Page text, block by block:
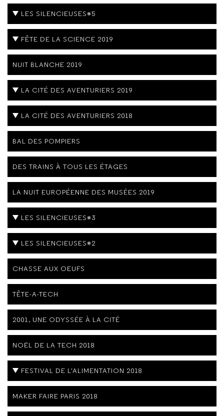
LES SILENCIEUSES#5
FÊTE DE LA SCIENCE 2019
NUIT BLANCHE 2019
LA CITÉ DES AVENTURIERS 2019
LA CITÉ DES AVENTURIERS 2018
BAL DES POMPIERS
DES TRAINS À TOUS LES ÉTAGES
LA NUIT EUROPÉENNE DES MUSÉES 2019
LES SILENCIEUSES#3
LES SILENCIEUSES#2
CHASSE AUX OEUFS
TÊTE-A-TECH
2001, UNE ODYSSÉE À LA CITÉ
NOËL DE LA TECH 2018
FESTIVAL DE L'ALIMENTATION 2018
MAKER FAIRE PARIS 2018